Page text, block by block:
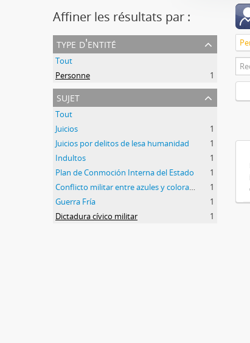
Affiner les résultats par :
type d'entité
Tout
Personne
1
sujet
Tout
Juicios
1
Juicios por delitos de lesa humanidad
1
Indultos
1
Plan de Conmoción Interna del Estado
1
1
Guerra Fría
1
Dictadura cívico militar
1